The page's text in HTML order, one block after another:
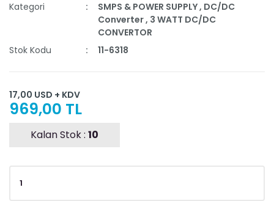
Kategori SMPS & POWER SUPPLY, DC/DC
Converter, 3 WATT DC/DC
CONVERTOR
Stok Kodu
11-6318
17,00 USD + KDV
969,00 TL
Kalan Stok : 10